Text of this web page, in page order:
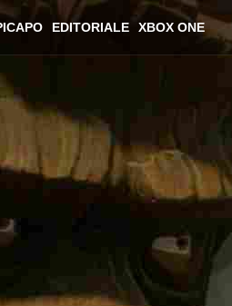
EDITORIALE XBOX ONE